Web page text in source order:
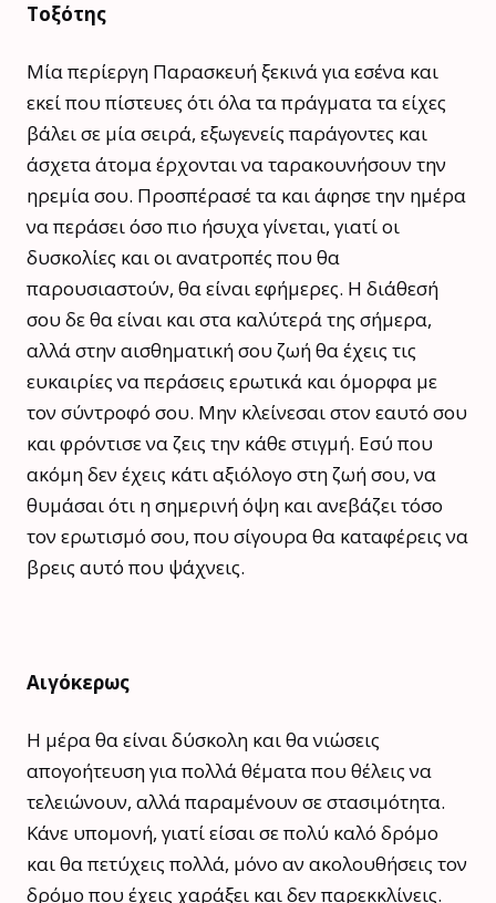
Τοξότης
Μία περίεργη Παρασκευή ξεκινά για εσένα και
εκεί που πίστευες ότι όλα τα πράγματα τα είχες
βάλει σε μία σειρά, εξωγενείς παράγοντες και
άσχετα άτομα έρχονται να ταρακουνήσουν την
ηρεμία σου. Προσπέρασέ τα και άφησε την ημέρα
να περάσει όσο πιο ήσυχα γίνεται, γιατί οι
δυσκολίες και οι ανατροπές που θα
παρουσιαστούν, θα είναι εφήμερες. Η διάθεσή
σου δε θα είναι και στα καλύτερά της σήμερα,
αλλά στην αισθηματική σου ζωή θα έχεις τις
ευκαιρίες να περάσεις ερωτικά και όμορφα με
τον σύντροφό σου. Μην κλείνεσαι στον εαυτό σου
και φρόντισε να ζεις την κάθε στιγμή. Εσύ που
ακόμη δεν έχεις κάτι αξιόλογο στη ζωή σου, να
θυμάσαι ότι η σημερινή όψη και ανεβάζει τόσο
τον ερωτισμό σου, που σίγουρα θα καταφέρεις να
βρεις αυτό που ψάχνεις.
Αιγόκερως
Η μέρα θα είναι δύσκολη και θα νιώσεις
απογοήτευση για πολλά θέματα που θέλεις να
τελειώνουν, αλλά παραμένουν σε στασιμότητα.
Κάνε υπομονή, γιατί είσαι σε πολύ καλό δρόμο
και θα πετύχεις πολλά, μόνο αν ακολουθήσεις τον
δρόμο που έχεις χαράξει και δεν παρεκκλίνεις.